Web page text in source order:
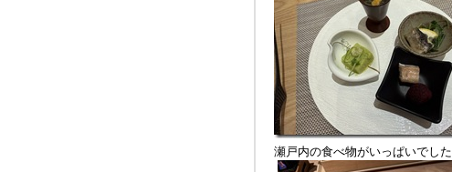
瀬戸内の食べ物がいっぱいでした